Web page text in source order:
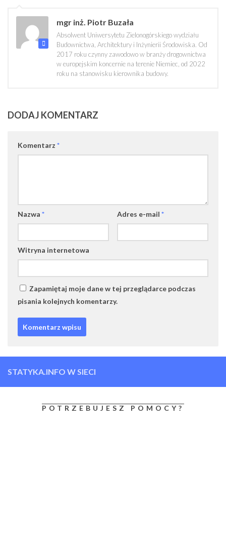
mgr inż. Piotr Buzała
Absolwent Uniwersytetu Zielonogórskiego wydziału
Budownictwa, Architektury i Inżynierii Środowiska. Od
2017 roku czynny zawodowo w branży drogownictwa
w europejskim koncernie na terenie Niemiec, od 2022
roku na stanowisku kierownika budowy.
DODAJ KOMENTARZ
Komentarz *
Nazwa * Adres e-mail *
Witryna internetowa
Zapamiętaj moje dane w tej przeglądarce podczas
pisania kolejnych komentarzy.
STATYKA.INFO W SIECI
POTRZEBUJESZ POMOCY?